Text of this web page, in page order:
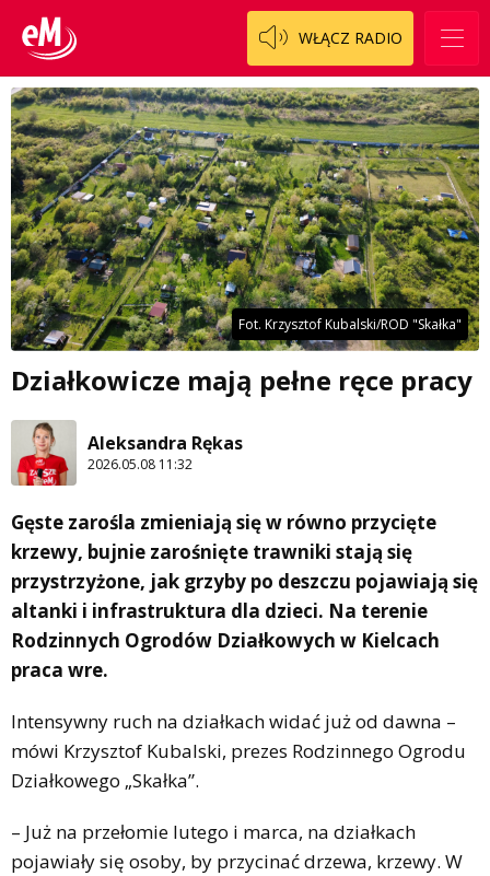
WŁĄCZ RADIO
Fot. Krzysztof Kubalski/ROD "Skałka"
Działkowicze mają pełne ręce pracy
Aleksandra Rękas
2026.05.08 11:32
Gęste zarośla zmieniają się w równo przycięte
krzewy, bujnie zarośnięte trawniki stają się
przystrzyżone, jak grzyby po deszczu pojawiają się
altanki i infrastruktura dla dzieci. Na terenie
Rodzinnych Ogrodów Działkowych w Kielcach
praca wre.
Intensywny ruch na działkach widać już od dawna –
mówi Krzysztof Kubalski, prezes Rodzinnego Ogrodu
Działkowego „Skałka”.
– Już na przełomie lutego i marca, na działkach
pojawiały się osoby, by przycinać drzewa, krzewy. W